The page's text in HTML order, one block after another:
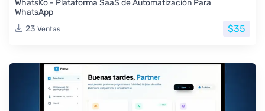
WhatsKo - Plataforma SaaS de Automatización Para
WhatsApp
23 Ventas $35